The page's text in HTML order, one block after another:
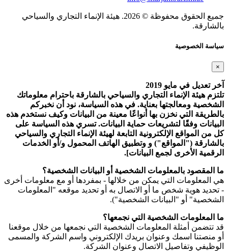
جميع الحقوق محفوظة © 2026. هيئة الإنماء التجاري والسياحي
بالشارقة.
سياسة الخصوصية
×
آخر تعديل في مايو 2019
تلتزم هيئة الإنماء التجاري والسياحي بالشارقة باحترام معلوماتك
الشخصية ومعالجتها بعناية. في هذه السياسة، نود أن نخبركم
بالطريقة التي نخزن بها أنواعًا معينة من البيانات وكيف نستخدم هذه
البيانات وفقًا لتشريعات حماية البيانات. تسري هذه السياسة على
كل من المواقع الإلكترونية التابعة لهيئة الإنماء التجاري والسياحي
بالشارقة ("المواقع") و وتطبيق الهاتف المحمول و/أو الخدمات
الرقمية الأخرى لجمع البيانات].
ما المقصود بالمعلومات الشخصية أو البيانات الشخصية؟
هي المعلومات التي يمكن من خلالها - بمفردها أو مع معلومات أخرى
- تحديد هوية شخص ما أو الاتصال به أو تحديد موقعه "المعلومات
الشخصية" أو "البيانات الشخصية").
ما المعلومات الشخصية التي نجمعها؟
قد تتضمن أمثلة المعلومات الشخصية التي نجمعها من خلال موقعنا
أو منصتنا اسمك وعنوان بريدك الإلكتروني واسم الشركة والمسمى
الوظيفي وتفاصيل الاتصال وعنوان الشركة.